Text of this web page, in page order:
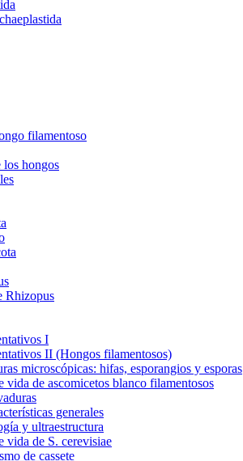
filamentoso
los hongos
Rhizopus
I
II (Hongos filamentosos)
microscópicas: hifas, esporangios y esporas
vida de ascomicetos blanco filamentosos
generales
y ultraestructura
vida de S. cerevisiae
de cassete